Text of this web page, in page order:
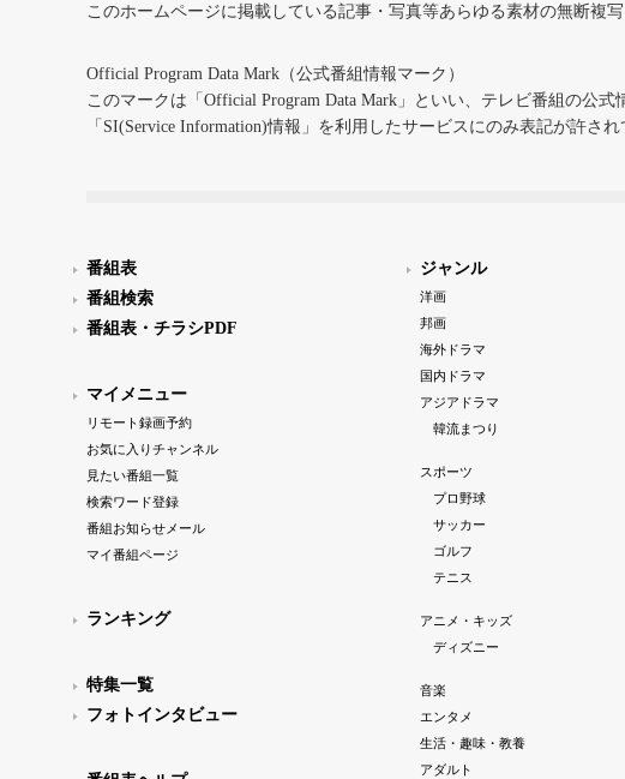
このホームページに掲載している記事・写真等あらゆる素材の無断複写
Official Program Data Mark（公式番組情報マーク）
このマークは「Official Program Data Mark」といい、テレビ番組の公式
「SI(Service Information)情報」を利用したサービスにのみ表記が許され
番組表
番組検索
番組表・チラシPDF
マイメニュー
リモート録画予約
お気に入りチャンネル
見たい番組一覧
検索ワード登録
番組お知らせメール
マイ番組ページ
ランキング
特集一覧
フォトインタビュー
ジャンル
洋画
邦画
海外ドラマ
国内ドラマ
アジアドラマ
韓流まつり
スポーツ
プロ野球
サッカー
ゴルフ
テニス
アニメ・キッズ
ディズニー
音楽
エンタメ
生活・趣味・教養
アダルト